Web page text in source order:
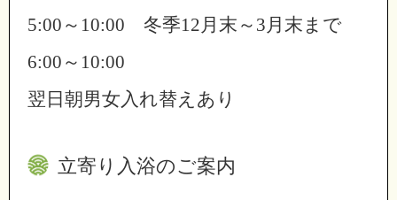
5:00～10:00 冬季12月末～3月末まで
6:00～10:00
翌日朝男女入れ替えあり
立寄り入浴のご案内